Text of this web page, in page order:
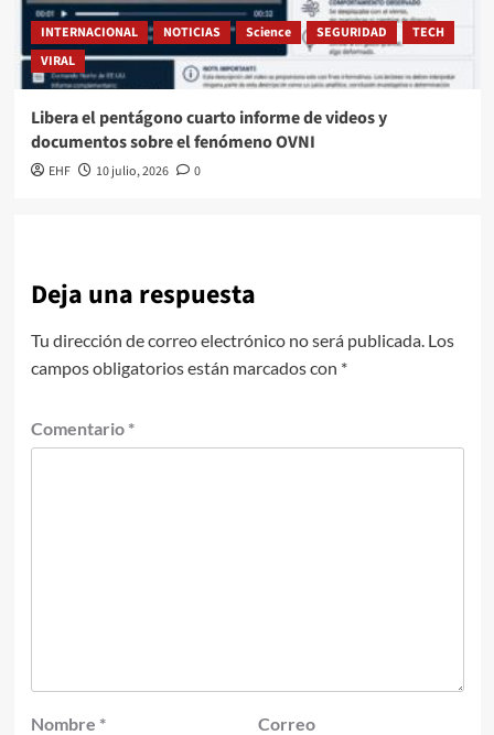
INTERNACIONAL NOTICIAS Science SEGURIDAD
TECH
VIRAL
Libera el pentágono cuarto informe de videos y
documentos sobre el fenómeno OVNI
EHF 10 julio, 2026 0
Deja una respuesta
Tu dirección de correo electrónico no será publicada. Los
campos obligatorios están marcados con *
Comentario *
Nombre *
Correo